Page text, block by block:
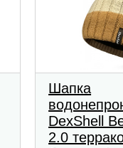
Шапка
DexShell
2.0